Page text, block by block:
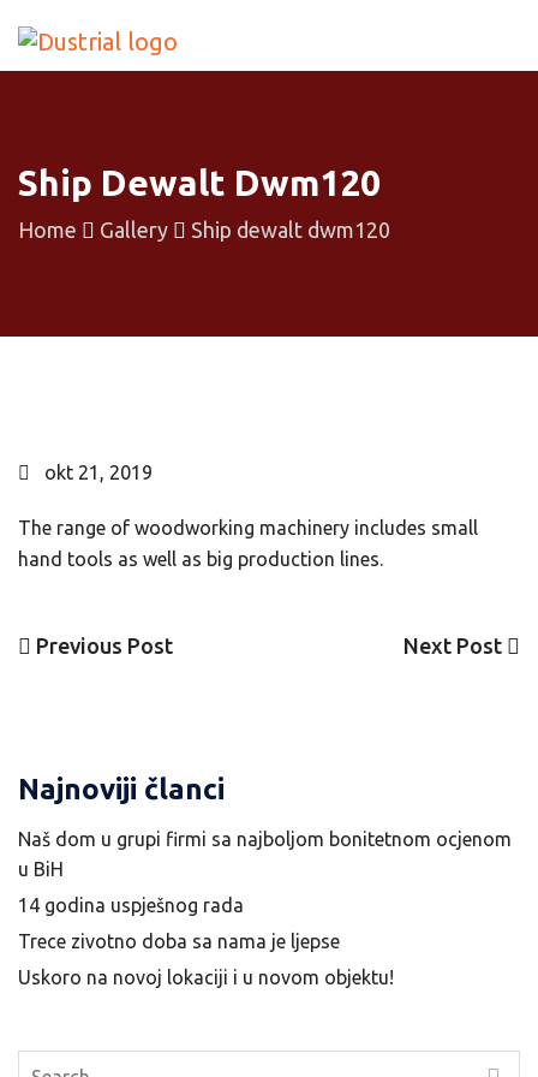
Ship Dewalt Dwm120
Home Gallery Ship dewalt dwm120
okt 21, 2019
The range of woodworking machinery includes small
hand tools as well as big production lines.
Previous
Previous Post
Next
Next Post
Najnoviji članci
Naš dom u grupi firmi sa najboljom bonitetnom ocjenom
u BiH
14 godina uspješnog rada
Trece zivotno doba sa nama je ljepse
Uskoro na novoj lokaciji i u novom objektu!